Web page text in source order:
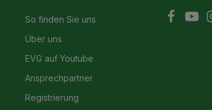
So finden Sie uns
Über uns
EVG auf Youtube
Ansprechpartner
Registrierung